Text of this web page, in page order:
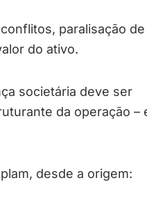
paralisação de
do ativo.
societária deve ser
da operação –
desde a origem: